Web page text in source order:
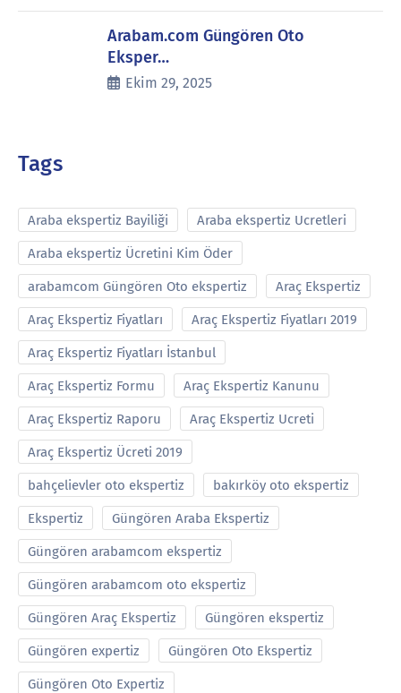
Arabam.com Güngören Oto
Eksper…
Ekim 29, 2025
Tags
Araba ekspertiz Bayiliği Araba ekspertiz Ucretleri
Araba ekspertiz Ücretini Kim Öder
arabamcom Güngören Oto ekspertiz Araç Ekspertiz
Araç Ekspertiz Fiyatları Araç Ekspertiz Fiyatları 2019
Araç Ekspertiz Fiyatları İstanbul
Araç Ekspertiz Formu Araç Ekspertiz Kanunu
Araç Ekspertiz Raporu Araç Ekspertiz Ucreti
Araç Ekspertiz Ücreti 2019
bahçelievler oto ekspertiz bakırköy oto ekspertiz
Ekspertiz Güngören Araba Ekspertiz
Güngören arabamcom ekspertiz
Güngören arabamcom oto ekspertiz
Güngören Araç Ekspertiz Güngören ekspertiz
Güngören expertiz Güngören Oto Ekspertiz
Güngören Oto Expertiz